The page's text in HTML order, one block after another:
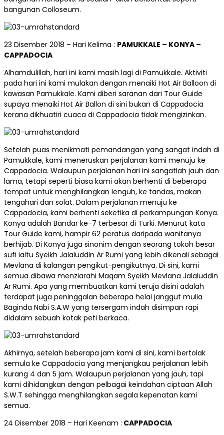
bangunan Colloseum.
23 Disember 2018 – Hari Kelima : PAMUKKALE – KONYA –
CAPPADOCIA
Alhamdulillah, hari ini kami masih lagi di Pamukkale. Aktiviti
pada hari ini kami mulakan dengan menaiki Hot Air Balloon di
kawasan Pamukkale. Kami diberi saranan dari Tour Guide
supaya menaiki Hot Air Ballon di sini bukan di Cappadocia
kerana dikhuatiri cuaca di Cappadocia tidak mengizinkan.
Setelah puas menikmati pemandangan yang sangat indah di
Pamukkale, kami meneruskan perjalanan kami menuju ke
Cappadocia. Walaupun perjalanan hari ini sangatlah jauh dan
lama, tetapi seperti biasa kami akan berhenti di beberapa
tempat untuk menghilangkan lenguh, ke tandas, makan
tengahari dan solat. Dalam perjalanan menuju ke
Cappadocia, kami berhenti seketika di perkampungan Konya.
Konya adalah Bandar ke-7 terbesar di Turki. Menurut kata
Tour Guide kami, hampir 62 peratus daripada wanitanya
berhijab. Di Konya juga sinonim dengan seorang tokoh besar
sufi iaitu Syeikh Jalaluddin Ar Rumi yang lebih dikenali sebagai
Mevlana di kalangan pengikut-pengikutnya. Di sini, kami
semua dibawa menziarahi Maqam Syeikh Mevlana Jalaluddin
Ar Rumi. Apa yang membuatkan kami teruja disini adalah
terdapat juga peninggalan beberapa helai janggut mulia
Baginda Nabi S.A.W yang tersergam indah disimpan rapi
didalam sebuah kotak peti berkaca.
Akhirnya, setelah beberapa jam kami di sini, kami bertolak
semula ke Cappadocia yang menjangkau perjalanan lebih
kurang 4 dan 5 jam. Walaupun perjalanan yang jauh, tapi
kami dihidangkan dengan pelbagai keindahan ciptaan Allah
S.W.T sehingga menghilangkan segala kepenatan kami
semua.
24 Disember 2018 – Hari Keenam : CAPPADOCIA